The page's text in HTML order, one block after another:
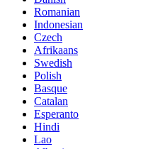
Romanian
Indonesian
Czech
Afrikaans
Swedish
Polish
Basque
Catalan
Esperanto
Hindi
Lao